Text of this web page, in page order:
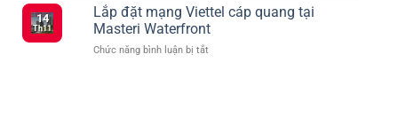
Nối
Siêu
ưu
đãi
hình
vụ
mạng
Viettel
cáp
14
Th11
Lắp đặt mạng Viettel cáp quang tại
Masteri Waterfront
Chức năng bình luận bị tắt